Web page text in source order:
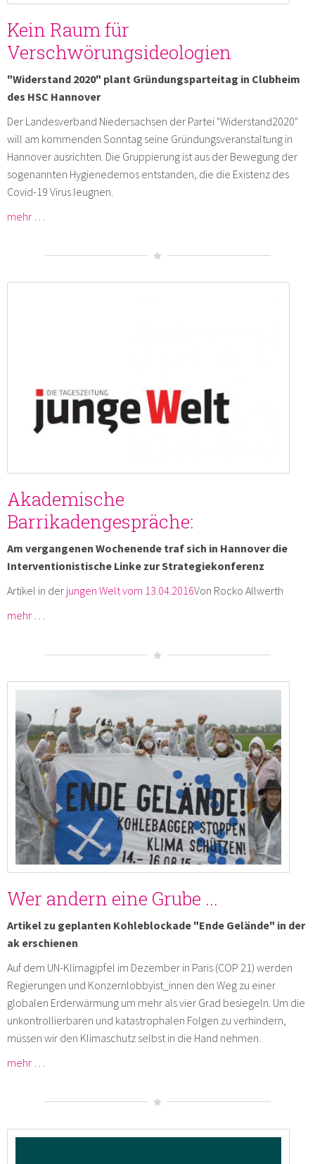
Kein Raum für
Verschwörungsideologien
"Widerstand 2020" plant Gründungsparteitag in Clubheim
des HSC Hannover
Der Landesverband Niedersachsen der Partei "Widerstand2020"
will am kommenden Sonntag seine Gründungsveranstaltung in
Hannover ausrichten. Die Gruppierung ist aus der Bewegung der
sogenannten Hygienedemos entstanden, die die Existenz des
Covid-19 Virus leugnen.
mehr …
Akademische
Barrikadengespräche:
Am vergangenen Wochenende traf sich in Hannover die
Interventionistische Linke zur Strategiekonferenz
Artikel in der jungen Welt vom 13.04.2016Von Rocko Allwerth
mehr …
Wer andern eine Grube ...
Artikel zu geplanten Kohleblockade "Ende Gelände" in der
ak erschienen
Auf dem UN-Klimagipfel im Dezember in Paris (COP 21) werden
Regierungen und Konzernlobbyist_innen den Weg zu einer
globalen Erderwärmung um mehr als vier Grad besiegeln. Um die
unkontrollierbaren und katastrophalen Folgen zu verhindern,
müssen wir den Klimaschutz selbst in die Hand nehmen.
mehr …